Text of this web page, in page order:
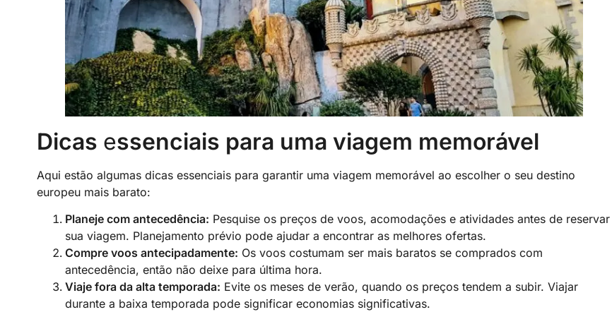
Dicas essenciais para uma viagem memorável
Aqui estão algumas dicas essenciais para garantir uma viagem memorável ao escolher o seu destino
europeu mais barato:
Planeje com antecedência: Pesquise os preços de voos, acomodações e atividades antes de reservar
sua viagem. Planejamento prévio pode ajudar a encontrar as melhores ofertas.
Compre voos antecipadamente: Os voos costumam ser mais baratos se comprados com
antecedência, então não deixe para última hora.
Viaje fora da alta temporada: Evite os meses de verão, quando os preços tendem a subir. Viajar
durante a baixa temporada pode significar economias significativas.